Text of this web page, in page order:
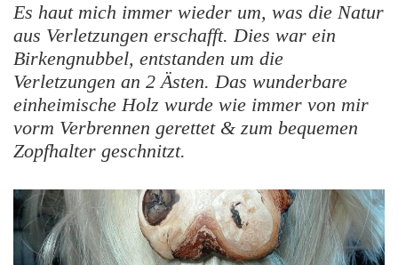
Es haut mich immer wieder um, was die Natur
aus Verletzungen erschafft. Dies war ein
Birkengnubbel, entstanden um die
Verletzungen an 2 Ästen. Das wunderbare
einheimische Holz wurde wie immer von mir
vorm Verbrennen gerettet & zum bequemen
Zopfhalter geschnitzt.